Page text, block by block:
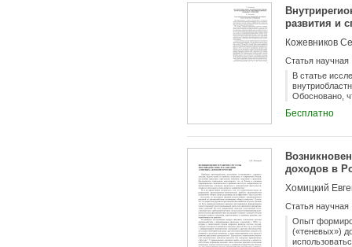
развития и
Кожевников
Статья научная
В статье
Обосновано,
нарастании
направленной
каждого
Бесплатно
доходов в
Хомицкий
Статья научная
Опыт
(«теневых»)